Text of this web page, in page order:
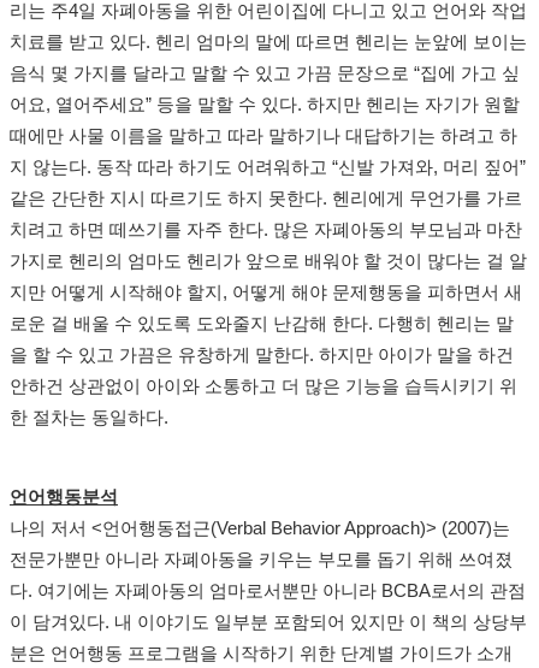
리는 주4일 자폐아동을 위한 어린이집에 다니고 있고 언어와 작업
치료를 받고 있다. 헨리 엄마의 말에 따르면 헨리는 눈앞에 보이는
음식 몇 가지를 달라고 말할 수 있고 가끔 문장으로 “집에 가고 싶
어요, 열어주세요” 등을 말할 수 있다. 하지만 헨리는 자기가 원할
때에만 사물 이름을 말하고 따라 말하기나 대답하기는 하려고 하
지 않는다. 동작 따라 하기도 어려워하고 “신발 가져와, 머리 짚어”
같은 간단한 지시 따르기도 하지 못한다. 헨리에게 무언가를 가르
치려고 하면 떼쓰기를 자주 한다. 많은 자폐아동의 부모님과 마찬
가지로 헨리의 엄마도 헨리가 앞으로 배워야 할 것이 많다는 걸 알
지만 어떻게 시작해야 할지, 어떻게 해야 문제행동을 피하면서 새
로운 걸 배울 수 있도록 도와줄지 난감해 한다. 다행히 헨리는 말
을 할 수 있고 가끔은 유창하게 말한다. 하지만 아이가 말을 하건
안하건 상관없이 아이와 소통하고 더 많은 기능을 습득시키기 위
한 절차는 동일하다.
언어행동분석
나의 저서 <언어행동접근(Verbal Behavior Approach)> (2007)는
전문가뿐만 아니라 자폐아동을 키우는 부모를 돕기 위해 쓰여졌
다. 여기에는 자폐아동의 엄마로서뿐만 아니라 BCBA로서의 관점
이 담겨있다. 내 이야기도 일부분 포함되어 있지만 이 책의 상당부
분은 언어행동 프로그램을 시작하기 위한 단계별 가이드가 소개